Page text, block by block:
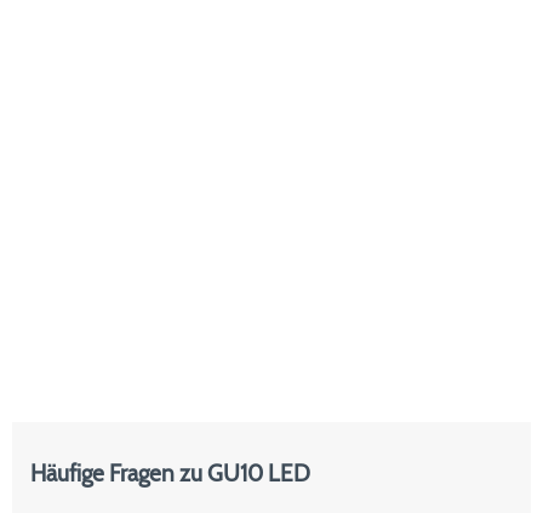
Häufige Fragen zu GU10 LED